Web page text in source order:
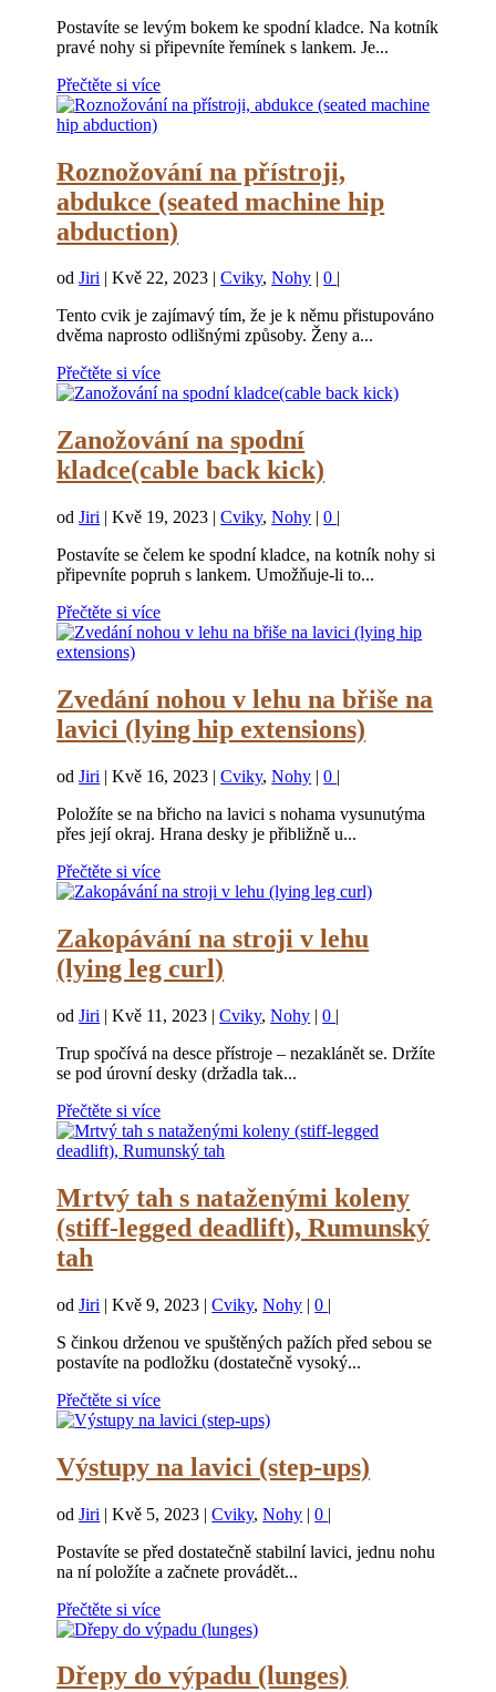
Postavíte se levým bokem ke spodní kladce. Na kotník
pravé nohy si připevníte řemínek s lankem. Je...
Přečtěte si více
Roznožování na přístroji,
abdukce (seated machine hip
abduction)
odJiri |Kvě 22, 2023 |Cviky,Nohy |0
Tento cvik je zajímavý tím, že je k němu přistupováno
dvěma naprosto odlišnými způsoby. Ženy a...
Přečtěte si více
Zanožování na spodní
kladce(cable back kick)
odJiri |Kvě 19, 2023 |Cviky,Nohy |0 |
Postavíte se čelem ke spodní kladce, na kotník nohy si
připevníte popruh s lankem. Umožňuje-li to...
Přečtěte si více
Zvedání nohou v lehu na břiše na
lavici (lying hip extensions)
odJiri |Kvě 16, 2023 |Cviky,Nohy |0 |
Položíte se na břicho na lavici s nohama vysunutýma
přes její okraj. Hrana desky je přibližně u...
Přečtěte si více
Zakopávání na stroji v lehu
(lying leg curl)
odJiri |Kvě 11, 2023 |Cviky,Nohy |0 |
Trup spočívá na desce přístroje – nezaklánět se. Držíte
se pod úrovní desky (držadla tak...
Přečtěte si více
Mrtvý tah s nataženými koleny
(stiff-legged deadlift), Rumunský
tah
odJiri |Kvě 9, 2023 |Cviky,Nohy |0 |
S činkou drženou ve spuštěných pažích před sebou se
postavíte na podložku (dostatečně vysoký...
Přečtěte si více
Výstupy na lavici (step-ups)
odJiri |Kvě 5, 2023 |Cviky,Nohy |0 |
Postavíte se před dostatečně stabilní lavici, jednu nohu
na ní položíte a začnete provádět...
Přečtěte si více
Dřepy do výpadu (lunges)